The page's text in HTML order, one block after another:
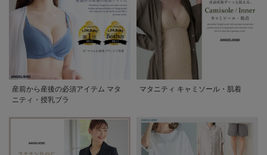
産前から産後の必須アイテム マタ
ニティ・授乳ブラ
マタニティ キャミソール・肌着